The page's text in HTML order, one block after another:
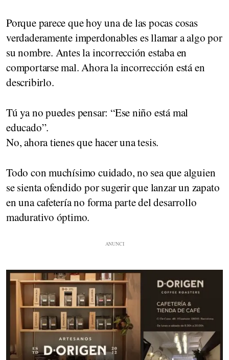
Porque parece que hoy una de las pocas cosas
verdaderamente imperdonables es llamar a algo por
su nombre. Antes la incorrección estaba en
comportarse mal. Ahora la incorrección está en
describirlo.
Tú ya no puedes pensar: “Ese niño está mal
educado”.
No, ahora tienes que hacer una tesis.
Todo con muchísimo cuidado, no sea que alguien
se sienta ofendido por sugerir que lanzar un zapato
en una cafetería no forma parte del desarrollo
madurativo óptimo.